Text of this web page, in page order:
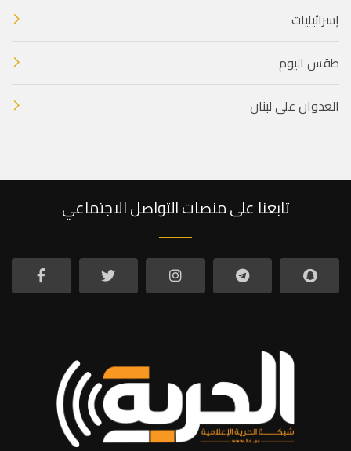
إسرائيليات
طقس اليوم
العدوان على لبنان
تابعنا على منصات التواصل الاجتماعي